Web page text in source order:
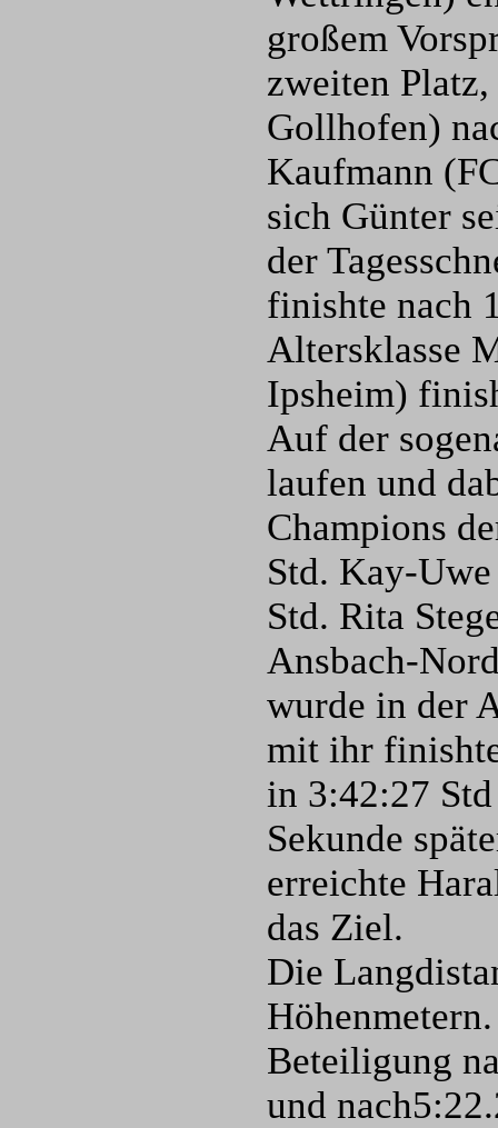
großem
zweiten
Gollhofen)
Kaufmann
sich Günter
der
finishte nach
Altersklasse
Ipsheim)
Auf der
laufen und
Champions
Std. Kay-
Std. Rita
Ansbach-
wurde in der
mit ihr
in 3:42:27
Sekunde
erreichte
das Ziel.
Die
Beteiligung
und